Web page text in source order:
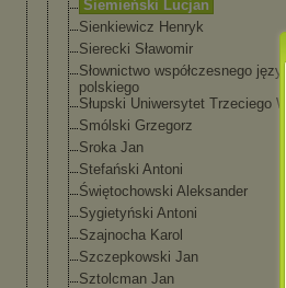
Siemieński Lucjan
Sienkiewicz Henryk
Sierecki Sławomir
Słownictwo współczesnego
polskiego
Słupski Uniwersytet Trzeciego
Smólski Grzegorz
Sroka Jan
Stefański Antoni
Świętochows ki Aleksander
Sygietyński Antoni
Szajnocha Karol
Szczepkowski Jan
Sztolcman Jan